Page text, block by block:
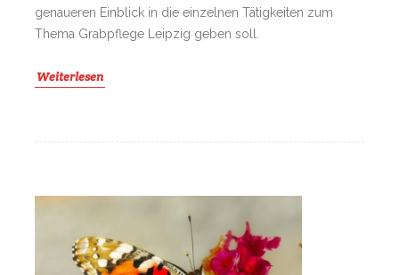
genaueren Einblick in die einzelnen Tätigkeiten zum
Thema Grabpflege Leipzig geben soll.
Weiterlesen